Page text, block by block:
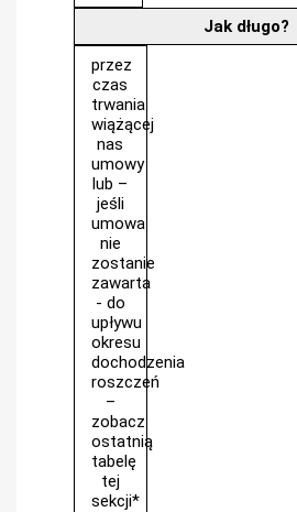
Jak długo?
przez
czas
trwania
wiążącej
nas
umowy
lub –
jeśli
umowa
nie
zostanie
zawarta
- do
upływu
okresu
dochodzenia
roszczeń
–
zobacz
ostatnią
tabelę
tej
sekcji*